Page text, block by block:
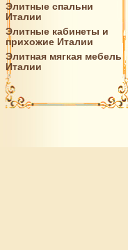
Элитные спальни
Италии
Элитные кабинеты и
прихожие Италии
Элитная мягкая мебель
Италии